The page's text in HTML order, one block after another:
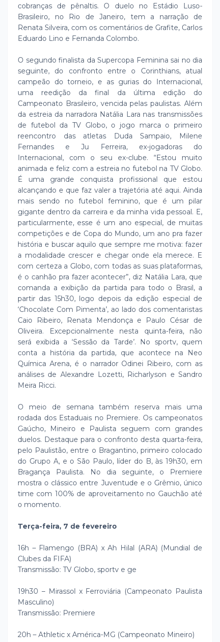
cobranças de pênaltis. O duelo no Estádio Luso-
Brasileiro, no Rio de Janeiro, tem a narração de
Renata Silveira, com os comentários de Grafite, Carlos
Eduardo Lino e Fernanda Colombo.
O segundo finalista da Supercopa Feminina sai no dia
seguinte, do confronto entre o Corinthians, atual
campeão do torneio, e as gurias do Internacional,
uma reedição da final da última edição do
Campeonato Brasileiro, vencida pelas paulistas. Além
da estreia da narradora Natália Lara nas transmissões
de futebol da TV Globo, o jogo marca o primeiro
reencontro das atletas Duda Sampaio, Milene
Fernandes e Ju Ferreira, ex-jogadoras do
Internacional, com o seu ex-clube. “Estou muito
animada e feliz com a estreia no futebol na TV Globo.
É uma grande conquista profissional que estou
alcançando e que faz valer a trajetória até aqui. Ainda
mais sendo no futebol feminino, que é um pilar
gigante dentro da carreira e da minha vida pessoal. E,
particularmente, esse é um ano especial, de muitas
competições e de Copa do Mundo, um ano pra fazer
história e buscar aquilo que sempre me motiva: fazer
a modalidade crescer e chegar onde ela merece. E
com certeza a Globo, com todas as suas plataformas,
é o canhão pra fazer acontecer”, diz Natália Lara, que
comanda a exibição da partida para todo o Brasil, a
partir das 15h30, logo depois da edição especial de
‘Chocolate Com Pimenta’, ao lado dos comentaristas
Caio Ribeiro, Renata Mendonça e Paulo César de
Oliveira. Excepcionalmente nesta quinta-feira, não
será exibida a ‘Sessão da Tarde’. No sportv, quem
conta a história da partida, que acontece na Neo
Química Arena, é o narrador Odinei Ribeiro, com as
análises de Alexandre Lozetti, Richarlyson e Sandro
Meira Ricci.
O meio de semana também reserva mais uma
rodada dos Estaduais no Premiere. Os campeonatos
Gaúcho, Mineiro e Paulista seguem com grandes
duelos. Destaque para o confronto desta quarta-feira,
pelo Paulistão, entre o Bragantino, primeiro colocado
do Grupo A, e o São Paulo, líder do B, às 19h30, em
Bragança Paulista. No dia seguinte, o Premiere
mostra o clássico entre Juventude e o Grêmio, único
time com 100% de aproveitamento no Gauchão até
o momento.
Terça-feira, 7 de fevereiro
16h – Flamengo (BRA) x Ah Hilal (ARA) (Mundial de
Clubes da FIFA)
Transmissão: TV Globo, sportv e ge
19h30 – Mirassol x Ferroviária (Campeonato Paulista
Masculino)
Transmissão: Premiere
20h – Athletic x América-MG (Campeonato Mineiro)